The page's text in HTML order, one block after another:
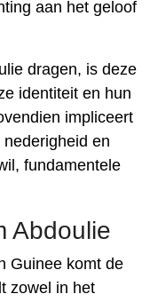
aan het geloof
dragen, is deze
identiteit en hun
impliceert
en
fundamentele
Abdoulie
Guinee komt de
zowel in het